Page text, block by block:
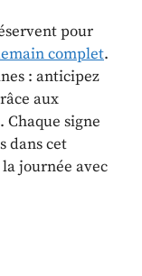
pour
complet.
: anticipez
aux
signe
dans cet
journée avec